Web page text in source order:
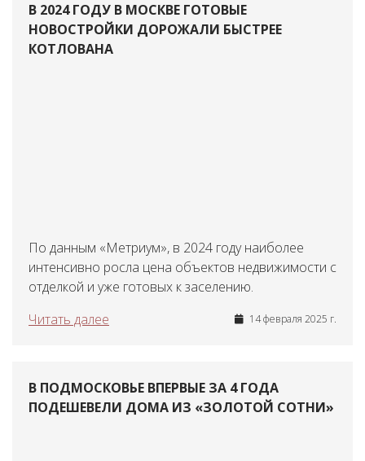
В 2024 ГОДУ В МОСКВЕ ГОТОВЫЕ
НОВОСТРОЙКИ ДОРОЖАЛИ БЫСТРЕЕ
КОТЛОВАНА
По данным «Метриум», в 2024 году наиболее
интенсивно росла цена объектов недвижимости с
отделкой и уже готовых к заселению.
Читать далее
14 февраля 2025 г.
В ПОДМОСКОВЬЕ ВПЕРВЫЕ ЗА 4 ГОДА
ПОДЕШЕВЕЛИ ДОМА ИЗ «ЗОЛОТОЙ СОТНИ»